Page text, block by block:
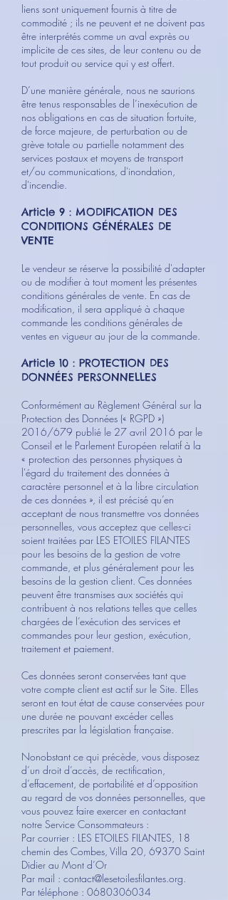
liens sont uniquement fournis à titre de
commodité ; ils ne peuvent et ne doivent pas
être interprétés comme un aval exprès ou
implicite de ces sites, de leur contenu ou de
tout produit ou service qui y est offert.
D’une manière générale, nous ne saurions
être tenus responsables de l’inexécution de
nos obligations en cas de situation fortuite,
de force majeure, de perturbation ou de
grève totale ou partielle notamment des
services postaux et moyens de transport
et/ou communications, d'inondation,
d'incendie.
Article 9 : MODIFICATION DES
CONDITIONS GÉNÉRALES DE
VENTE
Le vendeur se réserve la possibilité d'adapter
ou de modifier à tout moment les présentes
conditions générales de vente. En cas de
modification, il sera appliqué à chaque
commande les conditions générales de
ventes en vigueur au jour de la commande.
Article 10 : PROTECTION DES
DONNÉES PERSONNELLES
Conformément au Règlement Général sur la
Protection des Données (« RGPD »)
2016/679 publié le 27 avril 2016 par le
Conseil et le Parlement Européen relatif à la
« protection des personnes physiques à
l'égard du traitement des données à
caractère personnel et à la libre circulation
de ces données », il est précisé qu’en
acceptant de nous transmettre vos données
personnelles, vous acceptez que celles-ci
soient traitées par LES ETOILES FILANTES
pour les besoins de la gestion de votre
commande, et plus généralement pour les
besoins de la gestion client. Ces données
peuvent être transmises aux sociétés qui
contribuent à nos relations telles que celles
chargées de l’exécution des services et
commandes pour leur gestion, exécution,
traitement et paiement.
Ces données seront conservées tant que
votre compte client est actif sur le Site. Elles
seront en tout état de cause conservées pour
une durée ne pouvant excéder celles
prescrites par la législation française.
Nonobstant ce qui précède, vous disposez
d’un droit d’accès, de rectification,
d’effacement, de portabilité et d’opposition
au regard de vos données personnelles, que
vous pouvez faire exercer en contactant
notre Service Consommateurs :
Par courrier : LES ETOILES FILANTES, 18
chemin des Combes, Villa 20, 69370 Saint
Didier au Mont d’Or
Par mail : contact@lesetoilesfilantes.org.
Par téléphone : 0680306034